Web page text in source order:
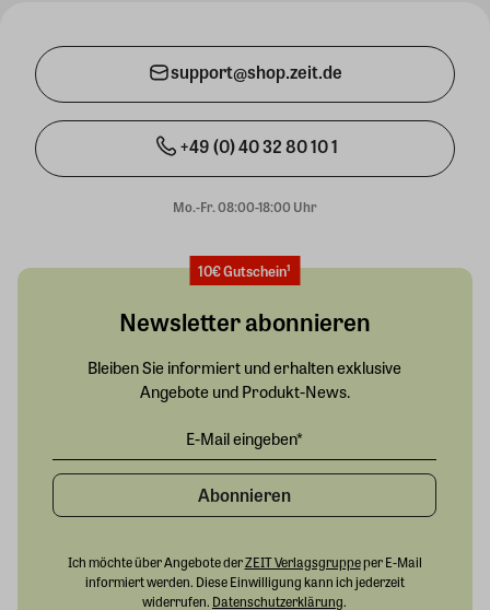
support@shop.zeit.de
+49 (0) 40 32 80 10 1
Mo.-Fr. 08:00-18:00 Uhr
10€ Gutschein¹
Newsletter abonnieren
Bleiben Sie informiert und erhalten exklusive
Angebote und Produkt-News.
Abonnieren
Ich möchte über Angebote derZEIT Verlagsgruppeper E-Mail
informiert werden. Diese Einwilligung kann ich jederzeit
widerrufen. Datenschutzerklärung.